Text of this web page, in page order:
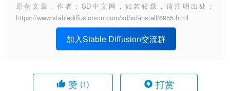
原创文章，作者：SD中文网，如若转载，请注明出处：
https://www.stablediffusion-cn.com/sd/sd-install/6955.html
加入Stable Diffusion交流群
赞 (1) 打赏